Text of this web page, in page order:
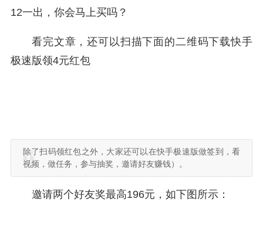
12一出，你会马上买吗？
看完文章，还可以扫描下面的二维码下载快手
极速版领4元红包
除了扫码领红包之外，大家还可以在快手极速版做签到，看
视频，做任务，参与抽奖，邀请好友赚钱）。
邀请两个好友奖最高196元，如下图所示：